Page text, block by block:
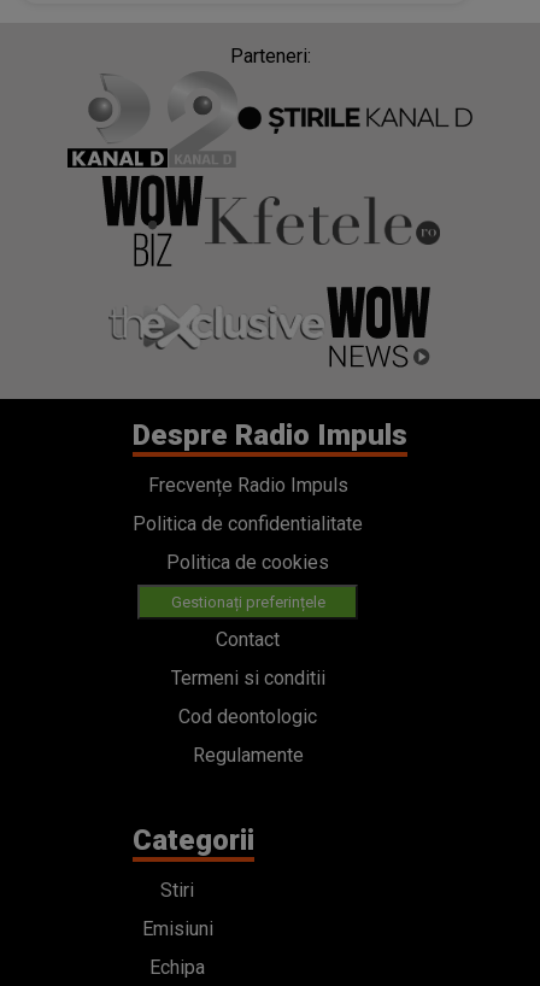
Parteneri:
Despre Radio Impuls
Frecvențe Radio Impuls
Politica de confidentialitate
Politica de cookies
Gestionați preferințele
Contact
Termeni si conditii
Cod deontologic
Regulamente
Categorii
Stiri
Emisiuni
Echipa